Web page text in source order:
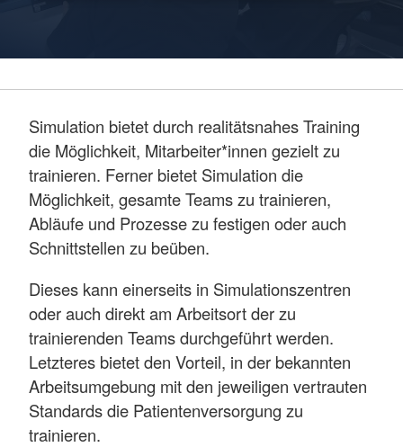
Simulation bietet durch realitätsnahes Training
die Möglichkeit, Mitarbeiter*innen gezielt zu
trainieren. Ferner bietet Simulation die
Möglichkeit, gesamte Teams zu trainieren,
Abläufe und Prozesse zu festigen oder auch
Schnittstellen zu beüben.
Dieses kann einerseits in Simulationszentren
oder auch direkt am Arbeitsort der zu
trainierenden Teams durchgeführt werden.
Letzteres bietet den Vorteil, in der bekannten
Arbeitsumgebung mit den jeweiligen vertrauten
Standards die Patientenversorgung zu
trainieren.